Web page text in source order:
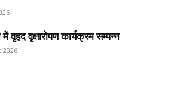
वृहद वृक्षारोपण कार्यक्रम सम्पन्न
2026